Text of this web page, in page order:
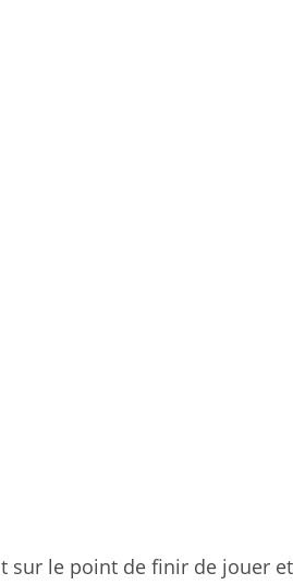
sur le point de finir de jouer